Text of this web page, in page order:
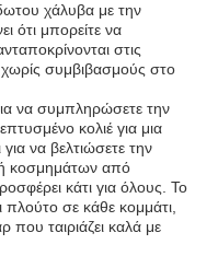
χάλυβα με την
ότι μπορείτε να
στις
συμβιβασμούς στο
να συμπληρώσετε την
κολιέ για μια
να βελτιώσετε την
κοσμημάτων από
κάτι για όλους. Το
σε κάθε κομμάτι,
που ταιριάζει καλά με